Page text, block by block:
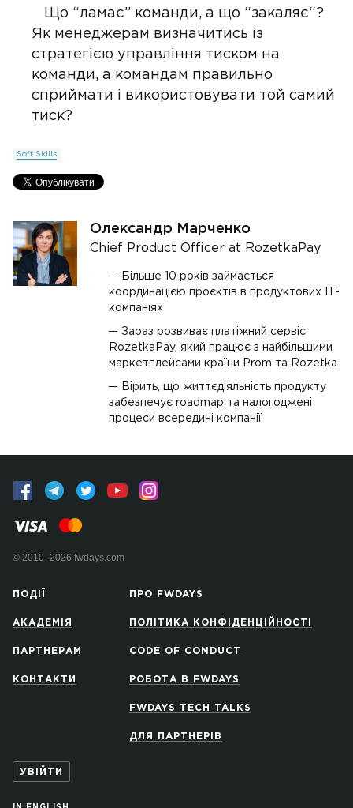
Що “ламає” команди, а що “закаляє“?
Як менеджерам визначитись із
стратегією управління тиском на
команди, а командам правильно
сприймати і використовувати той самий
тиск?
Soft Skills
Олександр Марченко
Chief Product Officer at RozetkaPay
Більше 10 років займається
координацією проєктів в продуктових IT-
компаніях
Зараз розвиває платіжний сервіс
RozetkaPay, який працює з найбільшими
маркетплейсами країни Prom та Rozetka
Вірить, що життєдіяльність продукту
забезпечує roadmap та налогоджені
процеси всередині компанії
© 2010–2026 fwdays.com
ПОДІЇ
АКАДЕМІЯ
ПАРТНЕРАМ
КОНТАКТИ
ПРО FWDAYS
ПОЛІТИКА КОНФІДЕНЦІЙНОСТІ
CODE OF CONDUCT
РОБОТА В FWDAYS
FWDAYS TECH TALKS
ДЛЯ ПАРТНЕРІВ
УВІЙТИ